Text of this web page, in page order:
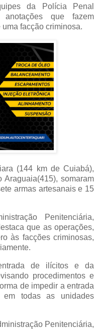
da Polícia Penal
anotações que fazem
facção criminosa.
(144 km de Cuiabá),
Araguaia(415), somaram
armas artesanais e 15
Penitenciária,
que as operações,
às facções criminosas,
de ilícitos e da
procedimentos e
de impedir a entrada
todas as unidades
Penitenciária,